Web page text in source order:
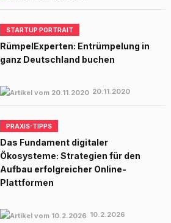
STARTUP PORTRAIT
RümpelExperten: Entrümpelung in
ganz Deutschland buchen
20.11.2020
PRAXIS-TIPPS
Das Fundament digitaler
Ökosysteme: Strategien für den
Aufbau erfolgreicher Online-
Plattformen
10.2.2026